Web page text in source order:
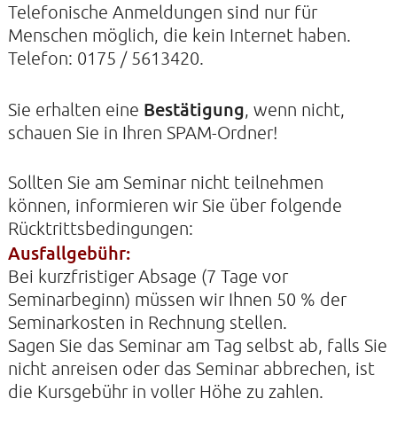
Telefonische Anmeldungen sind nur für
Menschen möglich, die kein Internet haben.
Telefon: 0175 / 5613420.
Sie erhalten eine Bestätigung, wenn nicht,
schauen Sie in Ihren SPAM-Ordner!
Sollten Sie am Seminar nicht teilnehmen
können, informieren wir Sie über folgende
Rücktrittsbedingungen:
Ausfallgebühr:
Bei kurzfristiger Absage (7 Tage vor
Seminarbeginn) müssen wir Ihnen 50 % der
Seminarkosten in Rechnung stellen.
Sagen Sie das Seminar am Tag selbst ab, falls Sie
nicht anreisen oder das Seminar abbrechen, ist
die Kursgebühr in voller Höhe zu zahlen.